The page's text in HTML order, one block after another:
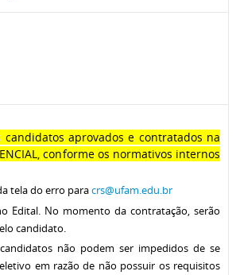
aprovados e contratados na
conforme os normativos internos
tela do erro paracrs@ufam.edu.br
Edital. No momento da contratação, serão
candidato.
não podem ser impedidos de se
em razão de não possuir os requisitos